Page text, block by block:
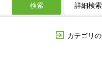
検索 詳細検索
カテゴリ